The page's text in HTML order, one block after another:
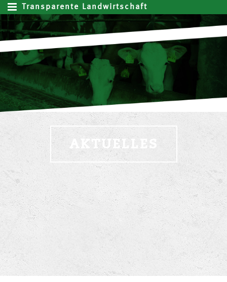
Transparente Landwirtschaft
AKTUELLES